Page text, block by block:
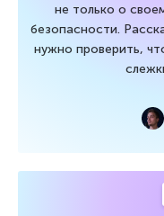
не только о
безопасности.
нужно проверить,